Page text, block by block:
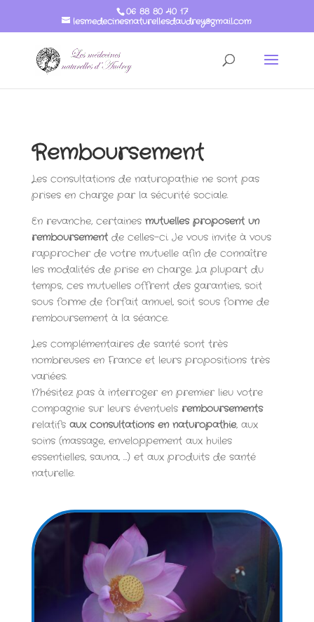
06 88 80 40 17
lesmedecinesnaturellesdaudrey@gmail.com
Remboursement
Les consultations de naturopathie ne sont pas
prises en charge par la sécurité sociale.
En revanche, certaines mutuelles proposent un
remboursementde celles-ci. Je vous invite à vous
rapprocher de votre mutuelle afin de connaître
les modalités de prise en charge. La plupart du
temps, ces mutuelles offrent des garanties, soit
sous forme de forfait annuel, soit sous forme de
remboursement à la séance.
Les complémentaires de santé sont très
nombreuses en France et leurs propositions très
variées.
N’hésitez pas à interroger en premier lieu votre
compagnie sur leurs éventuels remboursements
relatifs aux consultations en naturopathie, aux
soins (massage, enveloppement aux huiles
essentielles, sauna, …) et aux produits de santé
naturelle.